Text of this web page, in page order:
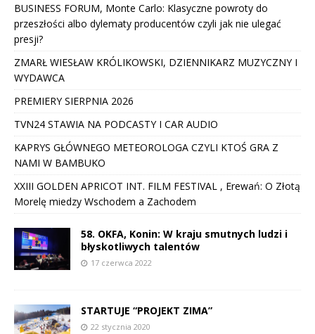
BUSINESS FORUM, Monte Carlo: Klasyczne powroty do
przeszłości albo dylematy producentów czyli jak nie ulegać
presji?
ZMARŁ WIESŁAW KRÓLIKOWSKI, DZIENNIKARZ MUZYCZNY I
WYDAWCA
PREMIERY SIERPNIA 2026
TVN24 STAWIA NA PODCASTY I CAR AUDIO
KAPRYS GŁÓWNEGO METEOROLOGA CZYLI KTOŚ GRA Z
NAMI W BAMBUKO
XXIII GOLDEN APRICOT INT. FILM FESTIVAL , Erewań: O Złotą
Morelę miedzy Wschodem a Zachodem
58. OKFA, Konin: W kraju smutnych ludzi i
błyskotliwych talentów
17 czerwca 2022
STARTUJE “PROJEKT ZIMA”
22 stycznia 2020